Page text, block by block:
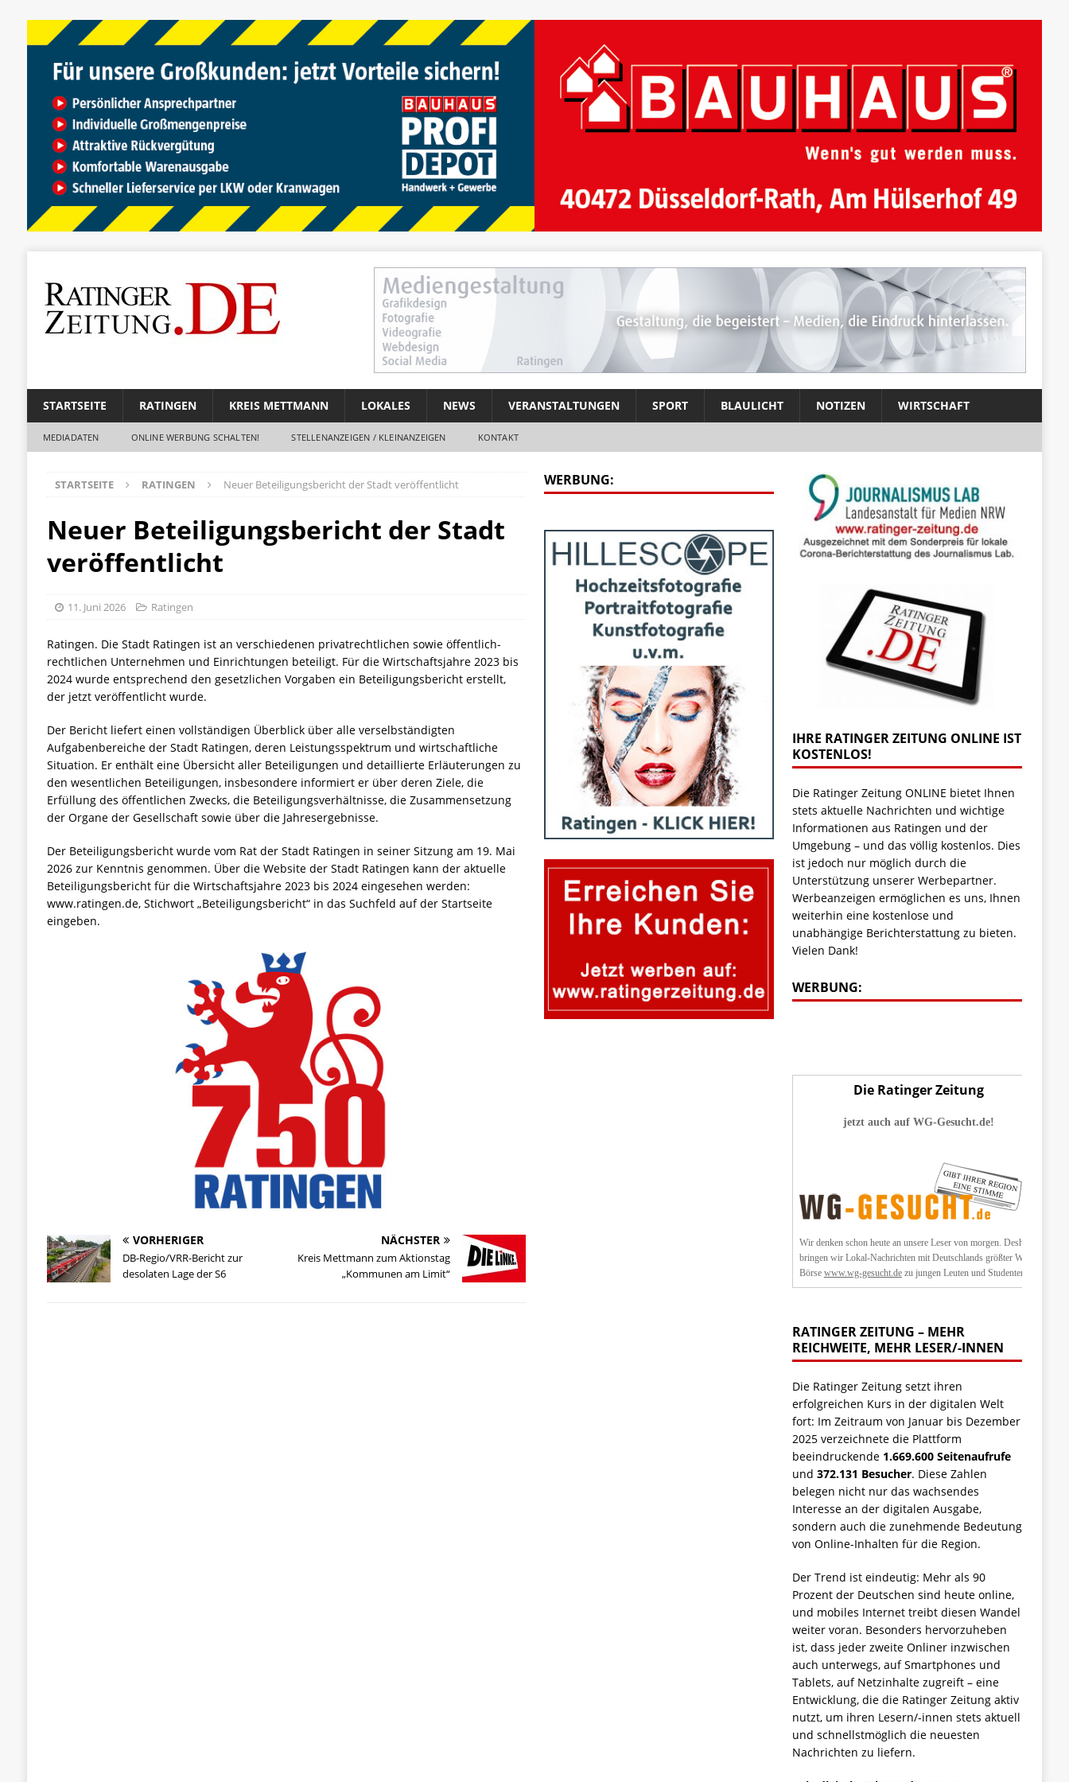
STARTSEITE RATINGEN KREIS METTMANN LOKALES NEWS VERANSTALTUNGEN SPORT BLAULICHT NOTIZEN WIRTSCHAFT
MEDIADATEN ONLINE WERBUNG SCHALTEN! STELLENANZEIGEN / KLEINANZEIGEN KONTAKT
STARTSEITE RATINGEN Neuer Beteiligungsbericht der Stadt veröffentlicht
Neuer Beteiligungsbericht der Stadt
veröffentlicht
11. Juni 2026 Ratingen
Ratingen. Die Stadt Ratingen ist an verschiedenen privatrechtlichen sowie öffentlich-
rechtlichen Unternehmen und Einrichtungen beteiligt. Für die Wirtschaftsjahre 2023 bis
2024 wurde entsprechend den gesetzlichen Vorgaben ein Beteiligungsbericht erstellt,
der jetzt veröffentlicht wurde.
Der Bericht liefert einen vollständigen Überblick über alle verselbständigten
Aufgabenbereiche der Stadt Ratingen, deren Leistungsspektrum und wirtschaftliche
Situation. Er enthält eine Übersicht aller Beteiligungen und detaillierte Erläuterungen zu
den wesentlichen Beteiligungen, insbesondere informiert er über deren Ziele, die
Erfüllung des öffentlichen Zwecks, die Beteiligungsverhältnisse, die Zusammensetzung
der Organe der Gesellschaft sowie über die Jahresergebnisse.
Der Beteiligungsbericht wurde vom Rat der Stadt Ratingen in seiner Sitzung am 19. Mai
2026 zur Kenntnis genommen. Über die Website der Stadt Ratingen kann der aktuelle
Beteiligungsbericht für die Wirtschaftsjahre 2023 bis 2024 eingesehen werden:
www.ratingen.de, Stichwort „Beteiligungsbericht“ in das Suchfeld auf der Startseite
eingeben.
VORHERIGER
DB-Regio/VRR-Bericht zur
desolaten Lage der S6
NÄCHSTER
Kreis Mettmann zum Aktionstag
„Kommunen am Limit“
WERBUNG:
IHRE RATINGER ZEITUNG ONLINE IST
KOSTENLOS!
Die Ratinger Zeitung ONLINE bietet Ihnen
stets aktuelle Nachrichten und wichtige
Informationen aus Ratingen und der
Umgebung – und das völlig kostenlos. Dies
ist jedoch nur möglich durch die
Unterstützung unserer Werbepartner.
Werbeanzeigen ermöglichen es uns, Ihnen
weiterhin eine kostenlose und
unabhängige Berichterstattung zu bieten.
Vielen Dank!
WERBUNG:
Die Ratinger Zeitung
jetzt auch auf WG-Gesucht.de!
Wir denken schon heute an unsere Leser von morgen. Deshalb
bringen wir Lokal-Nachrichten mit Deutschlands größter WG-
Börse www.wg-gesucht.dezu jungen Leuten und Studenten.
RATINGER ZEITUNG – MEHR
REICHWEITE, MEHR LESER/-INNEN
Die Ratinger Zeitung setzt ihren
erfolgreichen Kurs in der digitalen Welt
fort: Im Zeitraum von Januar bis Dezember
2025 verzeichnete die Plattform
beeindruckende 1.669.600 Seitenaufrufe
und 372.131 Besucher. Diese Zahlen
belegen nicht nur das wachsendes
Interesse an der digitalen Ausgabe,
sondern auch die zunehmende Bedeutung
von Online-Inhalten für die Region.
Der Trend ist eindeutig: Mehr als 90
Prozent der Deutschen sind heute online,
und mobiles Internet treibt diesen Wandel
weiter voran. Besonders hervorzuheben
ist, dass jeder zweite Onliner inzwischen
auch unterwegs, auf Smartphones und
Tablets, auf Netzinhalte zugreift – eine
Entwicklung, die die Ratinger Zeitung aktiv
nutzt, um ihren Lesern/-innen stets aktuell
und schnellstmöglich die neuesten
Nachrichten zu liefern.